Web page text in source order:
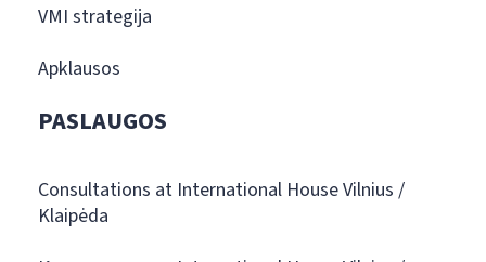
VMI strategija
Apklausos
PASLAUGOS
Consultations at International House Vilnius /
Klaipėda